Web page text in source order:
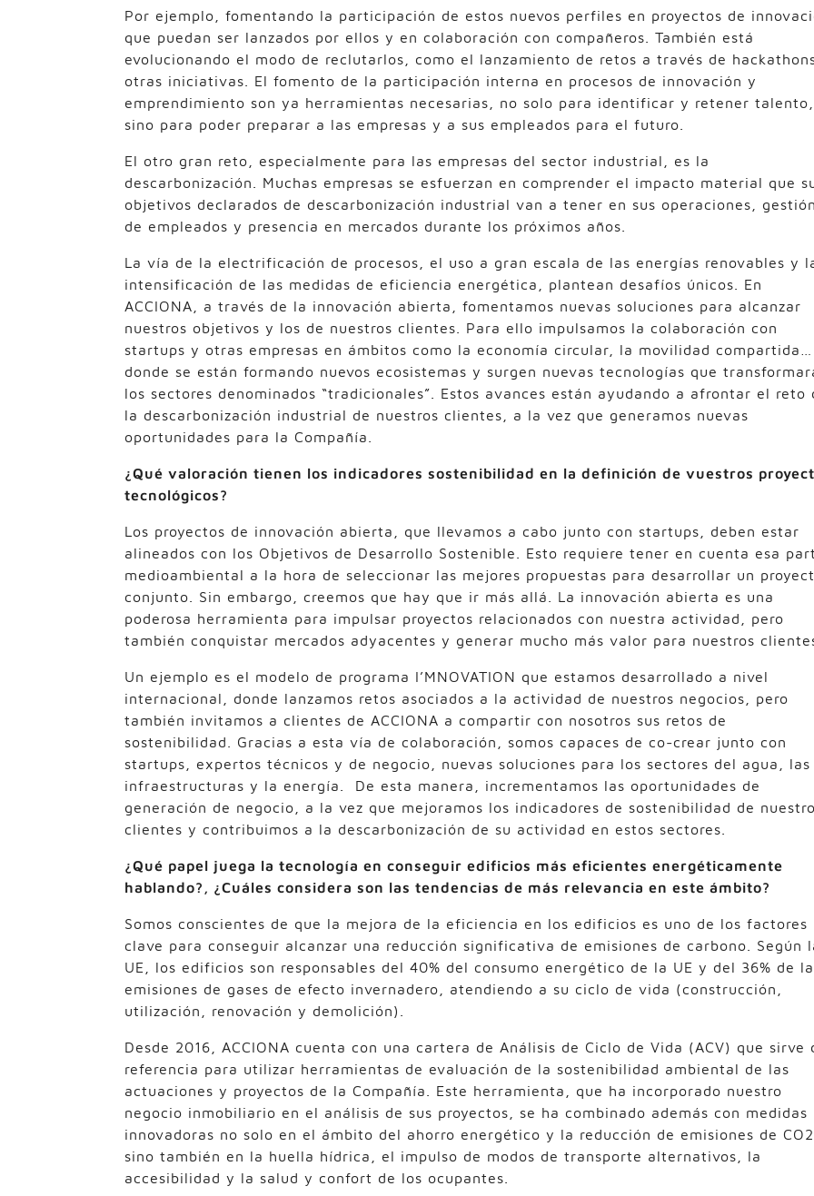
Por ejemplo, fomentando la participación de estos nuevos perfiles en proyectos de
que puedan ser lanzados por ellos y en colaboración con compañeros. También está
evolucionando el modo de reclutarlos, como el lanzamiento de retos a través de
otras iniciativas. El fomento de la participación interna en procesos de innovación y
emprendimiento son ya herramientas necesarias, no solo para identificar y retener talento,
sino para poder preparar a las empresas y a sus empleados para el futuro.
El otro gran reto, especialmente para las empresas del sector industrial, es la
descarbonización. Muchas empresas se esfuerzan en comprender el impacto material que
objetivos declarados de descarbonización industrial van a tener en sus operaciones, gestión
de empleados y presencia en mercados durante los próximos años.
La vía de la electrificación de procesos, el uso a gran escala de las energías renovables y
intensificación de las medidas de eficiencia energética, plantean desafíos únicos. En
ACCIONA, a través de la innovación abierta, fomentamos nuevas soluciones para alcanzar
nuestros objetivos y los de nuestros clientes. Para ello impulsamos la colaboración con
startups y otras empresas en ámbitos como la economía circular, la movilidad compartida…
donde se están formando nuevos ecosistemas y surgen nuevas tecnologías que
los sectores denominados “tradicionales”. Estos avances están ayudando a afrontar el reto
la descarbonización industrial de nuestros clientes, a la vez que generamos nuevas
oportunidades para la Compañía.
¿Qué valoración tienen los indicadores sostenibilidad en la definición de vuestros
tecnológicos?
Los proyectos de innovación abierta, que llevamos a cabo junto con startups, deben estar
alineados con los Objetivos de Desarrollo Sostenible. Esto requiere tener en cuenta esa
medioambiental a la hora de seleccionar las mejores propuestas para desarrollar un
conjunto. Sin embargo, creemos que hay que ir más allá. La innovación abierta es una
poderosa herramienta para impulsar proyectos relacionados con nuestra actividad, pero
también conquistar mercados adyacentes y generar mucho más valor para nuestros
Un ejemplo es el modelo de programa I’MNOVATION que estamos desarrollado a nivel
internacional, donde lanzamos retos asociados a la actividad de nuestros negocios, pero
también invitamos a clientes de ACCIONA a compartir con nosotros sus retos de
sostenibilidad. Gracias a esta vía de colaboración, somos capaces de co-crear junto con
startups, expertos técnicos y de negocio, nuevas soluciones para los sectores del agua, las
infraestructuras y la energía. De esta manera, incrementamos las oportunidades de
generación de negocio, a la vez que mejoramos los indicadores de sostenibilidad de
clientes y contribuimos a la descarbonización de su actividad en estos sectores.
¿Qué papel juega la tecnología en conseguir edificios más eficientes energéticamente
hablando?, ¿Cuáles considera son las tendencias de más relevancia en este ámbito?
Somos conscientes de que la mejora de la eficiencia en los edificios es uno de los factores
clave para conseguir alcanzar una reducción significativa de emisiones de carbono. Según
UE, los edificios son responsables del 40% del consumo energético de la UE y del 36% de
emisiones de gases de efecto invernadero, atendiendo a su ciclo de vida (construcción,
utilización, renovación y demolición).
Desde 2016, ACCIONA cuenta con una cartera de Análisis de Ciclo de Vida (ACV) que sirve
referencia para utilizar herramientas de evaluación de la sostenibilidad ambiental de las
actuaciones y proyectos de la Compañía. Este herramienta, que ha incorporado nuestro
negocio inmobiliario en el análisis de sus proyectos, se ha combinado además con medidas
innovadoras no solo en el ámbito del ahorro energético y la reducción de emisiones de CO2,
sino también en la huella hídrica, el impulso de modos de transporte alternativos, la
accesibilidad y la salud y confort de los ocupantes.